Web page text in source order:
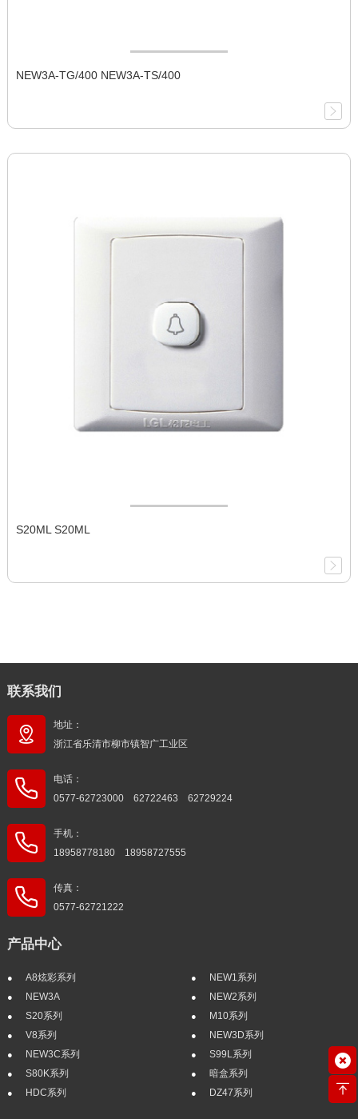
NEW3A-TG/400 NEW3A-TS/400
S20ML S20ML
联系我们
地址：
浙江省乐清市柳市镇智广工业区
电话：
0577-62723000 62722463 62729224
手机：
18958778180 18958727555
传真：
0577-62721222
产品中心
A8炫彩系列
NEW1系列
NEW3A
NEW2系列
S20系列
M10系列
V8系列
NEW3D系列
NEW3C系列
S99L系列
S80K系列
暗盒系列
HDC系列
DZ47系列